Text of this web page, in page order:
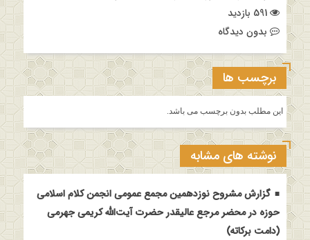
بدون دیدگاه
برچسب ها
این مطلب بدون برچسب می باشد.
نوشته های مشابه
گزارش مشروح نوزدهمین مجمع عمومی انجمن کلام اسلامی
حوزه در محضر مرجع عالیقدر حضرت آیت‌الله کریمی جهرمی
(دامت برکاته)